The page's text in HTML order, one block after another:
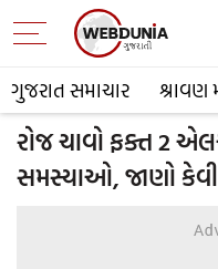
ગુજરાત સમાચાર શ્રાવણ
રોજ ચાવો ફક્ત 2
સમસ્યાઓ, જાણો